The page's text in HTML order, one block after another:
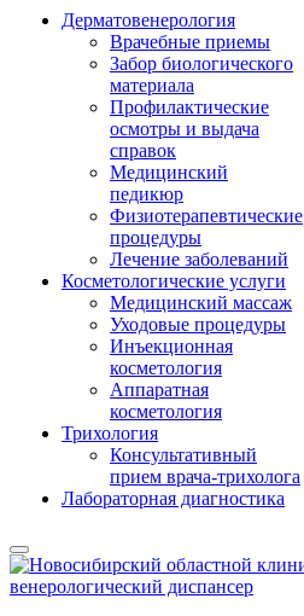
Дерматовенерология
Врачебные приемы
Забор биологического
материала
Профилактические
осмотры и выдача
справок
Медицинский
педикюр
Физиотерапевтические
процедуры
Лечение заболеваний
Косметологические услуги
Медицинский массаж
Уходовые процедуры
Инъекционная
косметология
Аппаратная
косметология
Трихология
Консультативный
прием врача-трихолога
Лабораторная диагностика